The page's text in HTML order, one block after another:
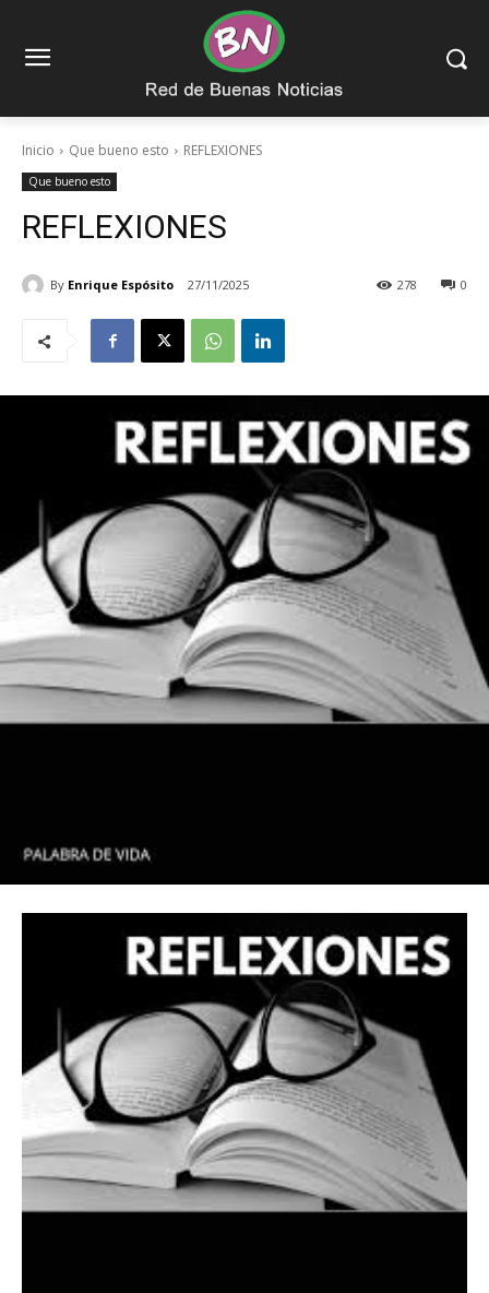
Inicio Que bueno esto REFLEXIONES
Que bueno esto
REFLEXIONES
By Enrique Espósito 27/11/2025 0
278